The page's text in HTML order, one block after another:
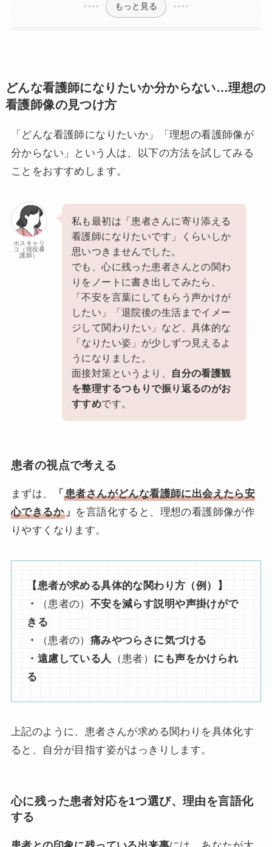
もっと見る
どんな看護師になりたいか分からない…理想の
看護師像の見つけ方
「どんな看護師になりたいか」「理想の看護師像が
分からない」という人は、以下の方法を試してみる
ことをおすすめします。
ホスキャリ
コ（現役看
護師）
私も最初は「患者さんに寄り添える
看護師になりたいです」くらいしか
思いつきませんでした。
でも、心に残った患者さんとの関わ
りをノートに書き出してみたら、
「不安を言葉にしてもらう声かけが
したい」「退院後の生活までイメー
ジして関わりたい」など、具体的な
「なりたい姿」が少しずつ見えるよ
うになりました。
面接対策というより、
自分の看護観
を整理するつもりで振り返るのがお
すすめです。
患者の視点で考える
まずは、 「 患者さんがどんな看護師に出会えたら安
心できるか」 を言語化すると、理想の看護師像が作
りやすくなります。
【患者が求める具体的な関わり方（例）】
・
（患者の） 不安を減らす説明や声掛けがで
きる
・
（患者の） 痛みやつらさに気づける
・遠慮している人
（患者） にも声をかけられ
る
上記のように、患者さんが求める関わりを具体化す
ると、自分が目指す姿がはっきりします。
心に残った患者対応を1つ選び、理由を言語化
する